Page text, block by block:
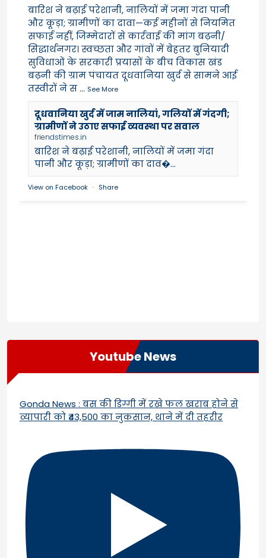
बारिश ने बढ़ाई परेशानी, नालियों में जमा गंदा पानी
और कूड़ा; ग्रामीणों का दावा—कई महीनों से नियमित
सफाई नहीं, जिम्मेदारों से कार्रवाई की मांग बढ़नी/
सिद्धार्थनगर। स्वच्छता और गांवों में बेहतर बुनियादी
सुविधाओं के सरकारी प्रयासों के बीच विकास खंड
बढ़नी की ग्राम पंचायत दूधवानिया खुर्द से सामने आई
तस्वीरों ने स... See More
दूधवानिया खुर्द में जाम नालियां, गलियों में गंदगी;
ग्रामीणों ने उठाए सफाई व्यवस्था पर सवाल
friendstimes.in
बारिश ने बढ़ाई परेशानी, नालियों में जमा गंदा
पानी और कूड़ा; ग्रामीणों का दाव�...
View on Facebook · Share
Youtube News
Gonda News : बस की डिग्गी में रखे फल खराब होने से
व्यापारी को ₹43,500 का नुकसान, थाने में दी तहरीर